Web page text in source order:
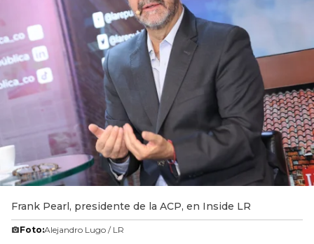
Frank Pearl, presidente de la ACP, en Inside LR
Foto:Alejandro Lugo / LR